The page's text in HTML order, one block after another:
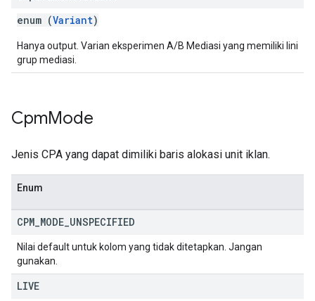
enum (Variant)
Hanya output. Varian eksperimen A/B Mediasi yang memiliki lini
grup mediasi.
CpmMode
Jenis CPA yang dapat dimiliki baris alokasi unit iklan.
Enum
CPM MODE UNSPECIFIED
Nilai default untuk kolom yang tidak ditetapkan. Jangan
gunakan.
LIVE